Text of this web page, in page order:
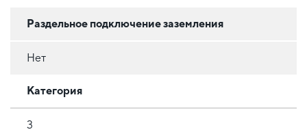
Раздельное подключение заземления
Нет
Категория
3